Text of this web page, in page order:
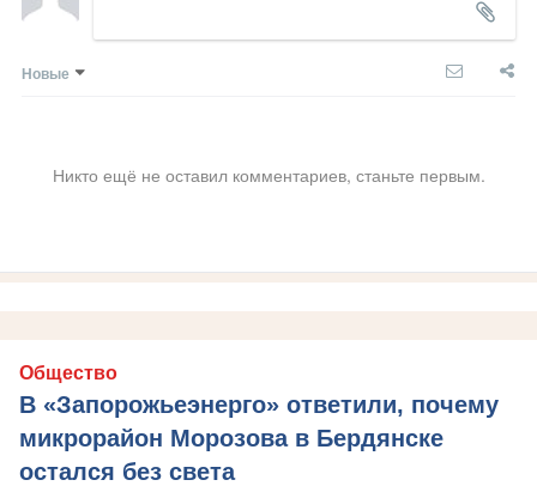
Новые
Никто ещё не оставил комментариев, станьте первым.
Общество
В «Запорожьеэнерго» ответили, почему
микрорайон Морозова в Бердянске
остался без света